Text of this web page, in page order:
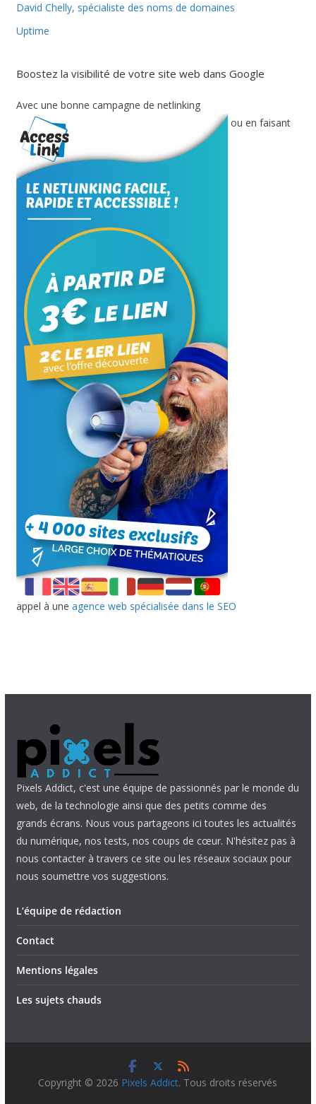
David Chelly, spécialiste des noms de domaines
Uptime
Boostez la visibilité de votre site web dans Google
Avec une bonne campagne de netlinking
ou en faisant
appel à une agence web spécialisée dans le SEO
Pixels Addict, c'est une équipe de passionnés par le monde du
web, de la technologie ainsi que des petits comme des
grands écrans. Nous vous partageons ici toutes les actualités
du numérique, nos tests, nos coups de cœur. N'hésitez pas à
nous contacter à travers ce site ou les réseaux sociaux pour
nous soumettre vos suggestions.
L’équipe de rédaction
Contact
Mentions légales
Les sujets chauds
Copyright © 2026 Pixels Addict. Tous droits réservés